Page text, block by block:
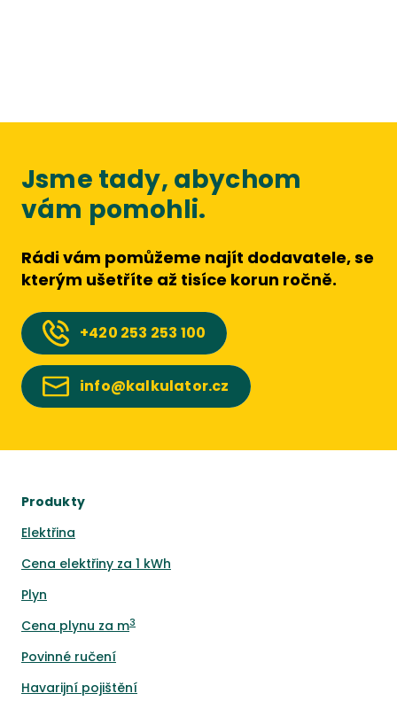
Jsme tady, abychom
vám pomohli.
Rádi vám pomůžeme najít dodavatele, se
kterým ušetříte až tisíce korun ročně.
+420 253 253 100
info@kalkulator.cz
Produkty
Elektřina
Cena elektřiny za 1 kWh
Plyn
Cena plynu za m3
Povinné ručení
Havarijní pojištění